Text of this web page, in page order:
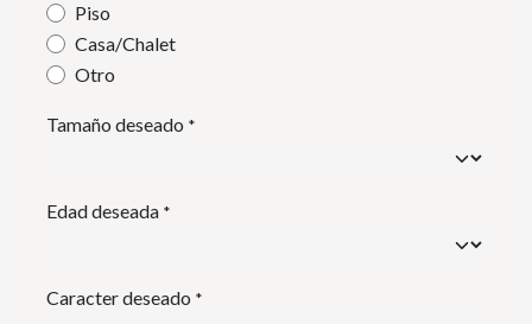
Piso
Casa/Chalet
Otro
Tamaño deseado *
Edad deseada *
Caracter deseado *